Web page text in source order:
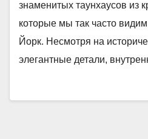
знаменитых таунхаусов из
которые мы так часто
Йорк. Несмотря на
элегантные детали,